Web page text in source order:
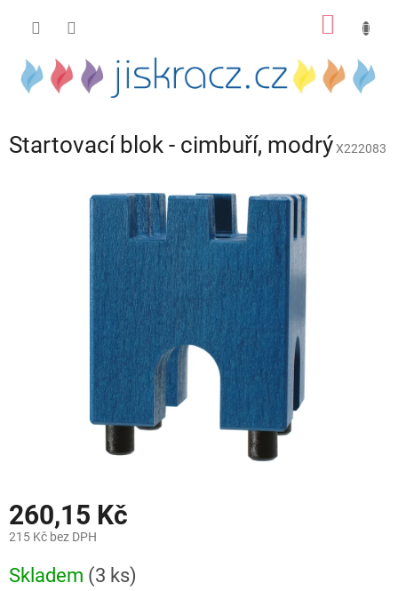
Startovací blok - cimbuří, modrýX222083
260,15 Kč
215 Kč bez DPH
cena:
Skladem (3 ks)